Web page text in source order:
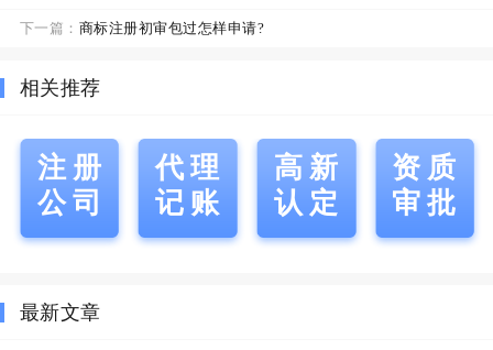
下一篇： 商标注册初审包过怎样申请?
相关推荐
注册
公司
代理
记账
高新
认定
资质
审批
最新文章